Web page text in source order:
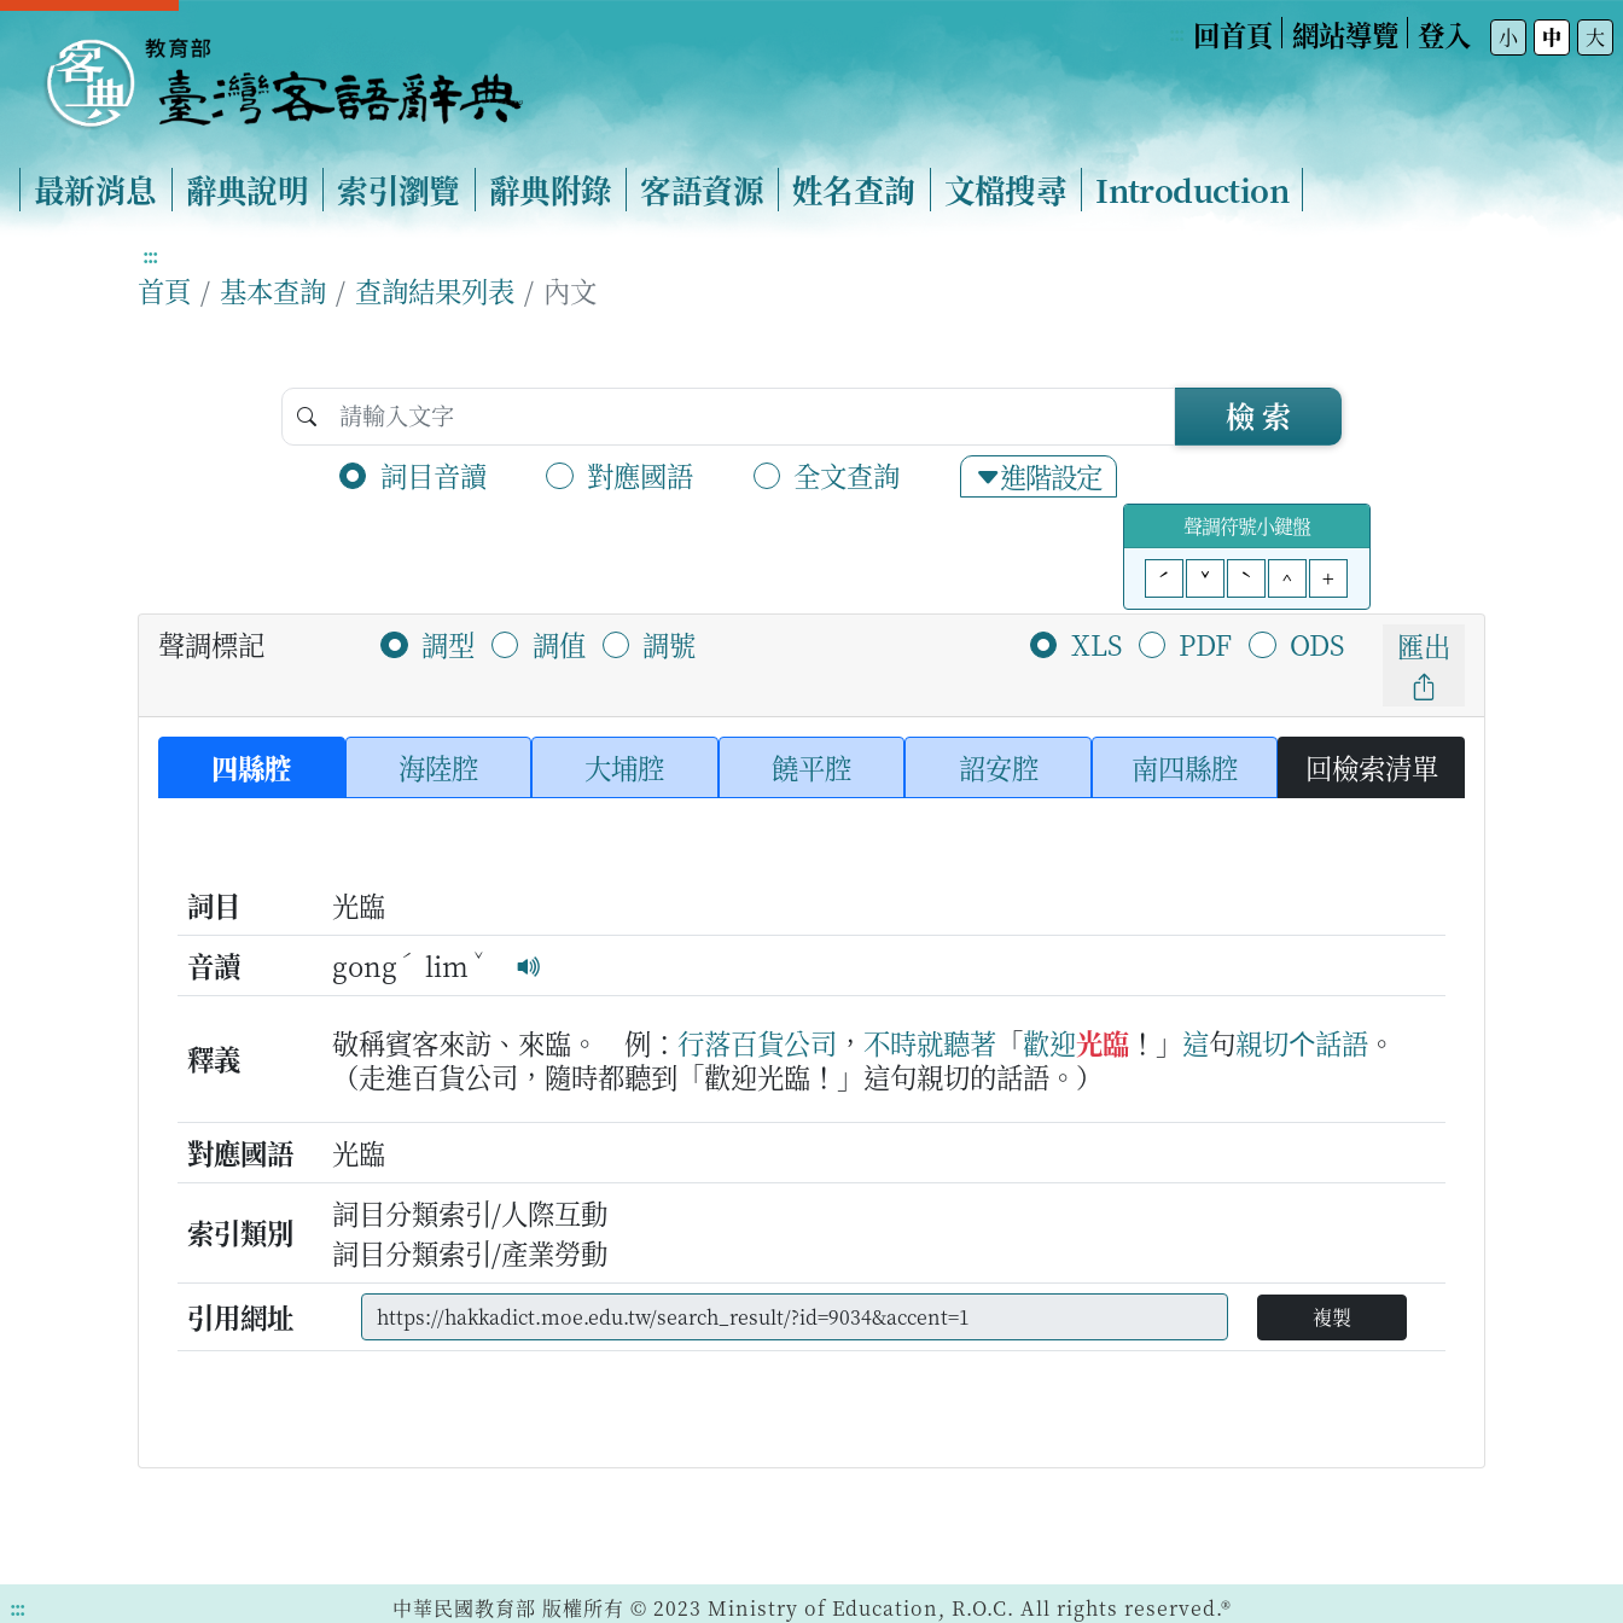
回首頁 網站導覽 登入 小 中 大
最新消息 辭典說明 索引瀏覽 辭典附錄 客語資源 姓名查詢 文檔搜尋 Introduction
:::
首頁 基本查詢 查詢結果列表 內文
詞目音讀 對應國語 全文查詢 進階設定
檢 索
聲調符號小鍵盤
ˊ
ˇ ˋ ^ +
聲調標記 調型 調值 調號 XLS PDF ODS 匯出
四縣腔 海陸腔 大埔腔 饒平腔 詔安腔 南四縣腔 回檢索清單
詞目
光臨
音讀
gong ˊ lim ˇ
釋義 敬稱賓客來訪、來臨。 例： 行落百貨公司 ， 不時就聽著 「歡迎光臨 ！」 這句親切个話語 。
（走進百貨公司，隨時都聽到「歡迎光臨！」這句親切的話語。）
對應國語
光臨
索引類別
詞目分類索引/人際互動
詞目分類索引/產業勞動
引用網址
複製
::: 中華民國教育部 版權所有 © 2023 Ministry of Education, R.O.C. All rights reserved.®